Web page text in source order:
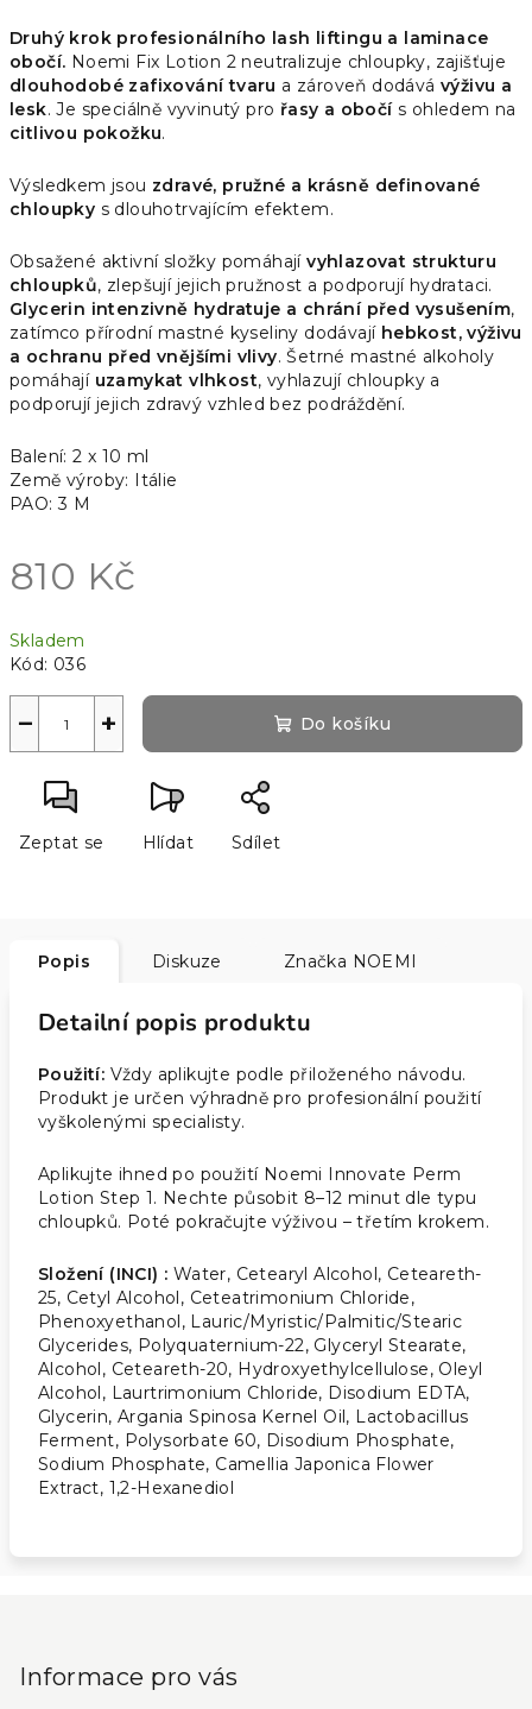
Druhý krok profesionálního lash liftingu a laminace
obočí. Noemi Fix Lotion 2 neutralizuje chloupky, zajišťuje
dlouhodobé zafixování tvaru a zároveň dodávávýživu a
lesk. Je speciálně vyvinutý pro řasy a obočís ohledem na
citlivou pokožku.
Výsledkem jsou zdravé, pružné a krásně definované
chloupky s dlouhotrvajícím efektem.
Obsažené aktivní složky pomáhajívyhlazovat strukturu
chloupků, zlepšují jejich pružnost a podporují hydrataci.
Glycerin intenzivně hydratuje a chrání před vysušením,
zatímco přírodní mastné kyseliny dodávají hebkost, výživu
a ochranu před vnějšími vlivy. Šetrné mastné alkoholy
pomáhají uzamykat vlhkost, vyhlazují chloupky a
podporují jejich zdravý vzhled bez podráždění.
Balení: 2 x 10 ml
Země výroby: Itálie
PAO: 3 M
810 Kč
cena:
Skladem
Kód: 036
+
− Do košíku
Zeptat se Hlídat Sdílet
Popis Diskuze Značka NOEMI
Detailní popis produktu
Použití: Vždy aplikujte podle přiloženého návodu.
Produkt je určen výhradně pro profesionální použití
vyškolenými specialisty.
Aplikujte ihned po použití Noemi Innovate Perm
Lotion Step 1. Nechte působit 8–12 minut dle typu
chloupků. Poté pokračujte výživou – třetím krokem.
Složení (INCI) : Water, Cetearyl Alcohol, Ceteareth-
25, Cetyl Alcohol, Ceteatrimonium Chloride,
Phenoxyethanol, Lauric/Myristic/Palmitic/Stearic
Glycerides, Polyquaternium-22, Glyceryl Stearate,
Alcohol, Ceteareth-20, Hydroxyethylcellulose, Oleyl
Alcohol, Laurtrimonium Chloride, Disodium EDTA,
Glycerin, Argania Spinosa Kernel Oil, Lactobacillus
Ferment, Polysorbate 60, Disodium Phosphate,
Sodium Phosphate, Camellia Japonica Flower
Extract, 1,2-Hexanediol
Informace pro vás